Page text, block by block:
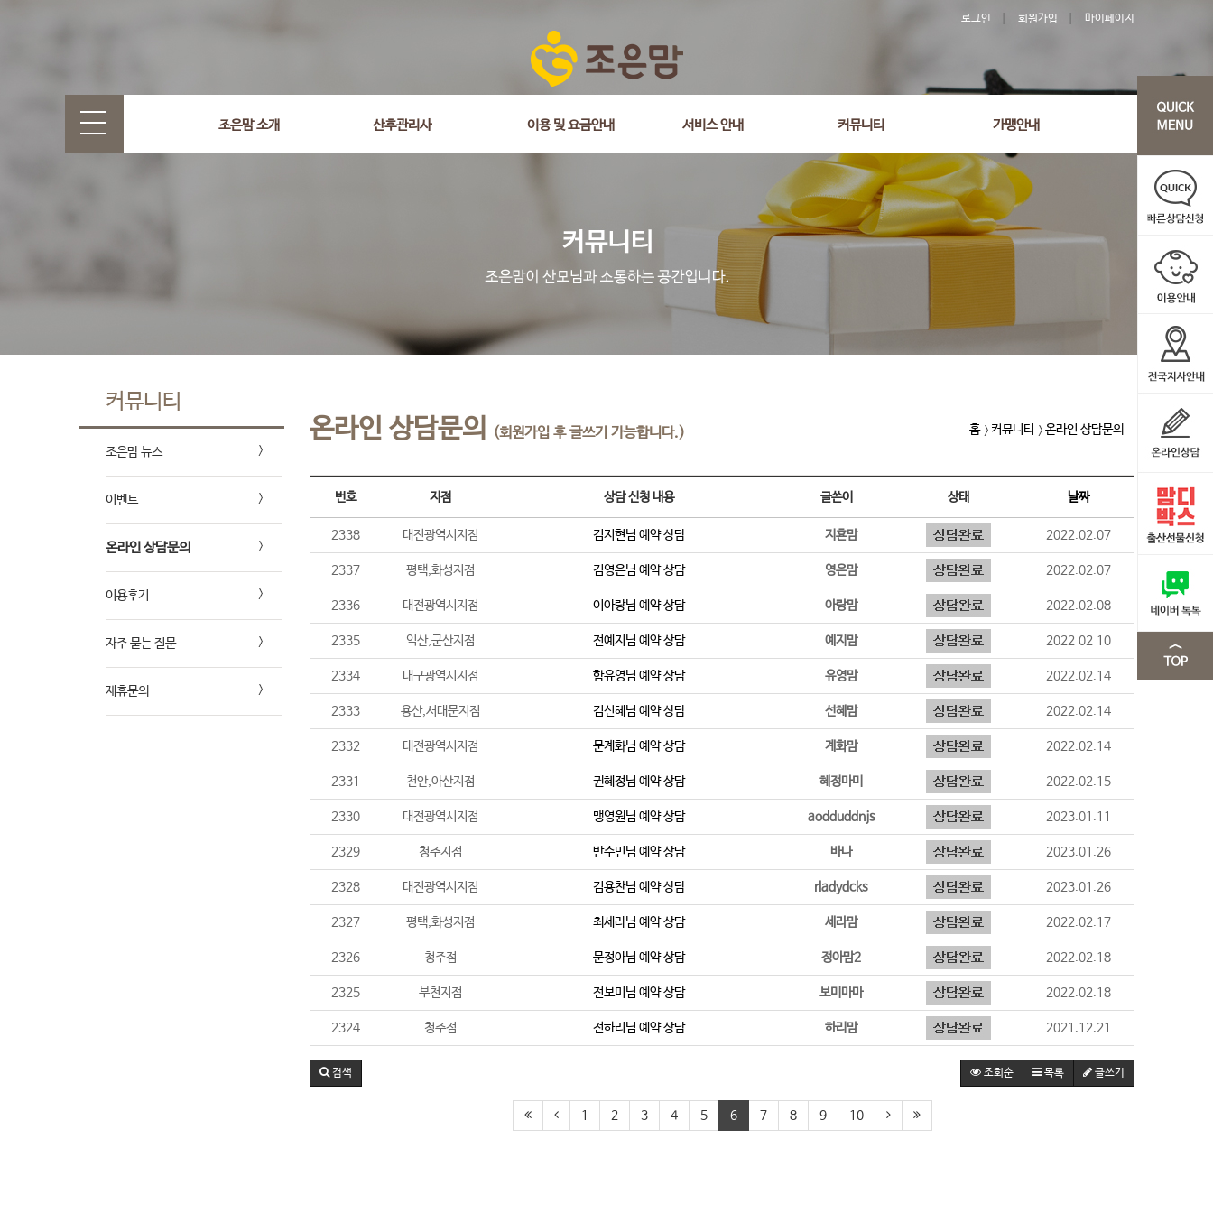
로그인 회원가입 마이페이지
조은맘 소개 산후관리사 이용 및 요금안내 서비스 안내 커뮤니티 가맹안내
커뮤니티
조은맘 뉴스
이벤트
온라인 상담문의
이용후기
자주 묻는 질문
제휴문의
온라인 상담문의 (회원가입 후 글쓰기 가능합니다.) 홈 커뮤니티 온라인 상담문의
번호 지점 상담 신청 내용 글쓴이 상태 날짜
2338 대전광역시지점 김지현님 예약 상담 지횬맘 2022.02.07
2337 평택,화성지점 김영은님 예약 상담 영은맘 2022.02.07
2336 대전광역시지점 이아랑님 예약 상담 아랑맘 2022.02.08
2335 익산,군산지점 전예지 님 예약 상담 예지맘 2022.02.10
2334 대구광역시지점 함유영님 예약 상담 유영맘 2022.02.14
2333 용산,서대문지점 김선혜 님 예약 상담 선혜맘 2022.02.14
2332 대전광역시지점 문계화님 예약 상담 계화맘 2022.02.14
2331 천안,아산지점 권혜정님 예약 상담 혜정마미 2022.02.15
2330 대전광역시지점 맹영원님 예약 상담 aodduddnjs 2023.01.11
2329 청주지점 반수민님 예약 상담 바나 2023.01.26
2328 대전광역시지점 김용찬님 예약 상담 rladydcks 2023.01.26
2327 평택,화성지점 최세라님 예약 상담 세라맘 2022.02.17
2326 청주점 문정아님 예약 상담 정아맘2 2022.02.18
2325 부천지점 전보미 님 예약 상담 보미마마 2022.02.18
2324 청주점 전하리 님 예약 상담 하리맘 2021.12.21
조회순 목록 글쓰기
검색
1 2 3 4 5 6 7 8 9 10